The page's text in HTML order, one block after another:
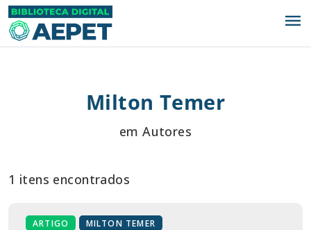
menu
Milton Temer
em Autores
1 itens encontrados
ARTIGO MILTON TEMER